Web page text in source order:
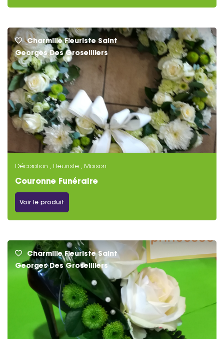
Charmille Fleuriste Saint
Georges Des Groseilliers
Décoration , Fleuriste , Maison
Couronne Funéraire
Voir le produit
Charmille Fleuriste Saint
Georges Des Groseilliers